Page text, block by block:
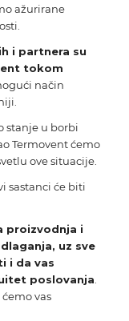
ažurirane
i partnera su
tokom
način
stanjeu borbi
Termovent ćemo
ove situacije.
sastanci će biti
proizvodnja i
uz sve
i da vas
poslovanja.
vas